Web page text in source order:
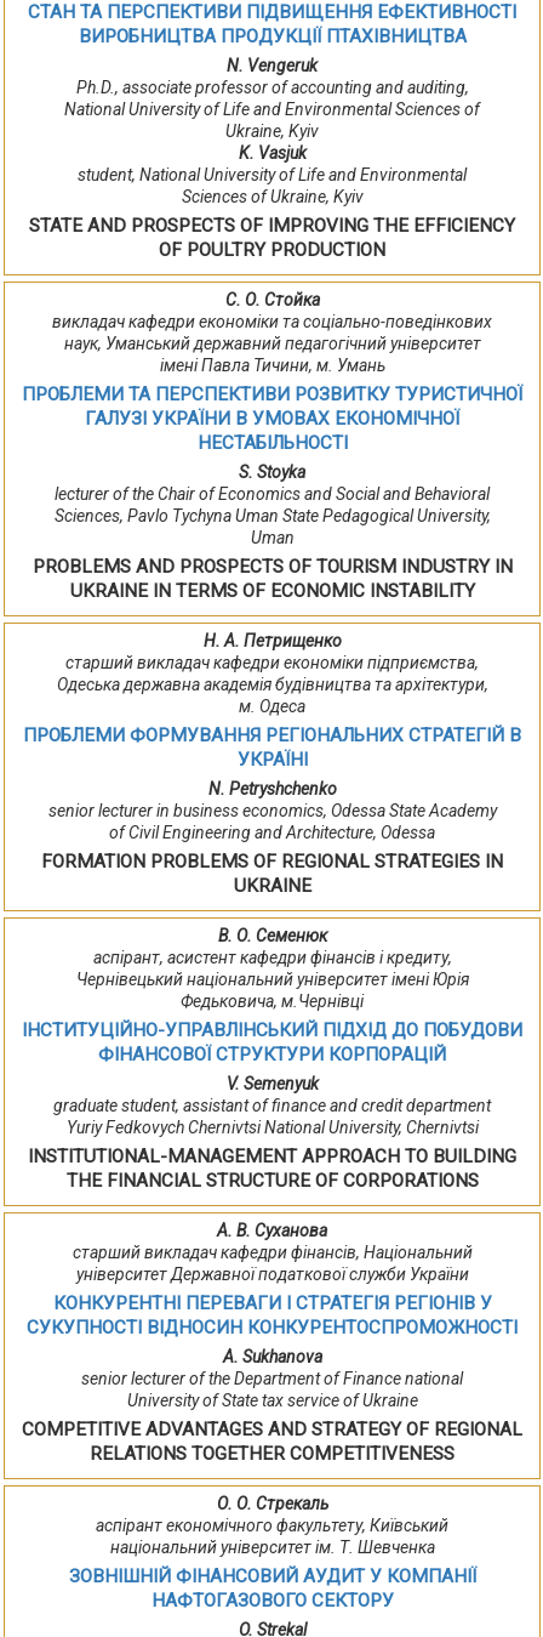
СТАН ТА ПЕРСПЕКТИВИ ПІДВИЩЕННЯ ЕФЕКТИВНОСТІ
ВИРОБНИЦТВА ПРОДУКЦІЇ ПТАХІВНИЦТВА
N. Vengeruk
Ph.D., associate professor of accounting and auditing,
National University of Life and Environmental Sciences of
Ukraine, Kyiv
K. Vasjuk
student, National University of Life and Environmental
Sciences of Ukraine, Kyiv
STATE AND PROSPECTS OF IMPROVING THE EFFICIENCY
OF POULTRY PRODUCTION
С. О. Стойка
викладач кафедри економіки та соціально-поведінкових
наук, Уманський державний педагогічний університет
імені Павла Тичини, м. Умань
ПРОБЛЕМИ ТА ПЕРСПЕКТИВИ РОЗВИТКУ ТУРИСТИЧНОЇ
ГАЛУЗІ УКРАЇНИ В УМОВАХ ЕКОНОМІЧНОЇ
НЕСТАБІЛЬНОСТІ
S. Stoyka
lecturer of the Chair of Economics and Social and Behavioral
Sciences, Pavlo Tychyna Uman State Pedagogical University,
Uman
PROBLEMS AND PROSPECTS OF TOURISM INDUSTRY IN
UKRAINE IN TERMS OF ECONOMIC INSTABILITY
Н. А. Петрищенко
старший викладач кафедри економіки підприємства,
Одеська державна академія будівництва та архітектури,
м. Одеса
ПРОБЛЕМИ ФОРМУВАННЯ РЕГІОНАЛЬНИХ СТРАТЕГІЙ В
УКРАЇНІ
N. Petryshchenko
senior lecturer in business economics, Odessa State Academy
of Civil Engineering and Architecture, Odessa
FORMATION PROBLEMS OF REGIONAL STRATEGIES IN
UKRAINE
В. О. Семенюк
аспірант, асистент кафедри фінансів і кредиту,
Чернівецький національний університет імені Юрія
Федьковича, м.Чернівці
ІНСТИТУЦІЙНО-УПРАВЛІНСЬКИЙ ПІДХІД ДО ПОБУДОВИ
ФІНАНСОВОЇ СТРУКТУРИ КОРПОРАЦІЙ
V. Semenyuk
graduate student, assistant of finance and credit department
Yuriy Fedkovych Chernivtsi National University, Chernivtsi
INSTITUTIONAL-MANAGEMENT APPROACH TO BUILDING
THE FINANCIAL STRUCTURE OF CORPORATIONS
А. В. Суханова
старший викладач кафедри фінансів, Національний
університет Державної податкової служби України
КОНКУРЕНТНІ ПЕРЕВАГИ І СТРАТЕГІЯ РЕГІОНІВ У
СУКУПНОСТІ ВІДНОСИН КОНКУРЕНТОСПРОМОЖНОСТІ
A. Sukhanova
senior lecturer of the Department of Finance national
University of State tax service of Ukraine
COMPETITIVE ADVANTAGES AND STRATEGY OF REGIONAL
RELATIONS TOGETHER COMPETITIVENESS
О. О. Стрекаль
аспірант економічного факультету, Київський
національний університет ім. Т. Шевченка
ЗОВНІШНІЙ ФІНАНСОВИЙ АУДИТ У КОМПАНІЇ
НАФТОГАЗОВОГО СЕКТОРУ
O. Strekal